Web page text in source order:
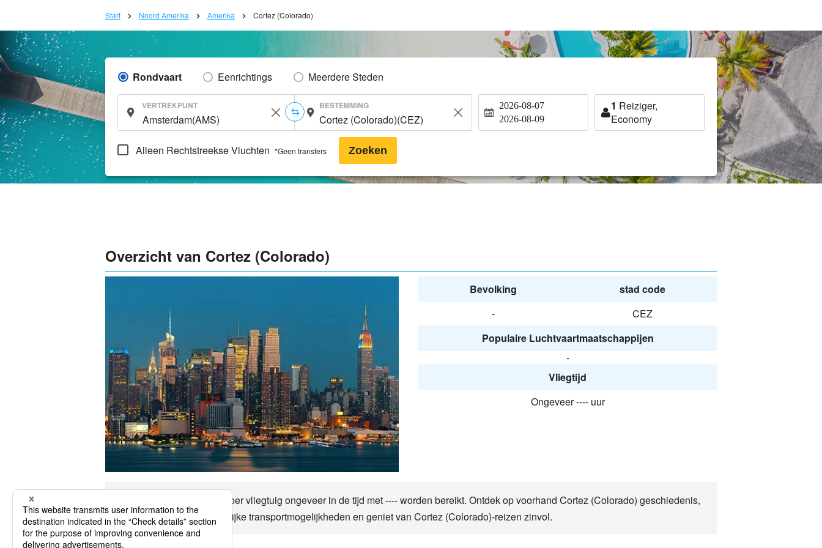
Start Noord Amerika Amerika Cortez (Colorado)
Rondvaart Eenrichtings Meerdere Steden
VERTREKPUNT BESTEMMING 2026-08-07
2026-08-09
1 Reiziger,
Economy
Alleen Rechtstreekse Vluchten *Geen transfers Zoeken
Overzicht van Cortez (Colorado)
Bevolking
stad code
-
CEZ
Populaire Luchtvaartmaatschappijen
-
Vliegtijd
Ongeveer ---- uur
Tot Cortez (Colorado) kan per vliegtuig ongeveer in de tijd met ---- worden bereikt. Ontdek op voorhand Cortez (Colorado) geschiedenis,
economie, klimaat, belangrijke transportmogelijkheden en geniet van Cortez (Colorado)-reizen zinvol.